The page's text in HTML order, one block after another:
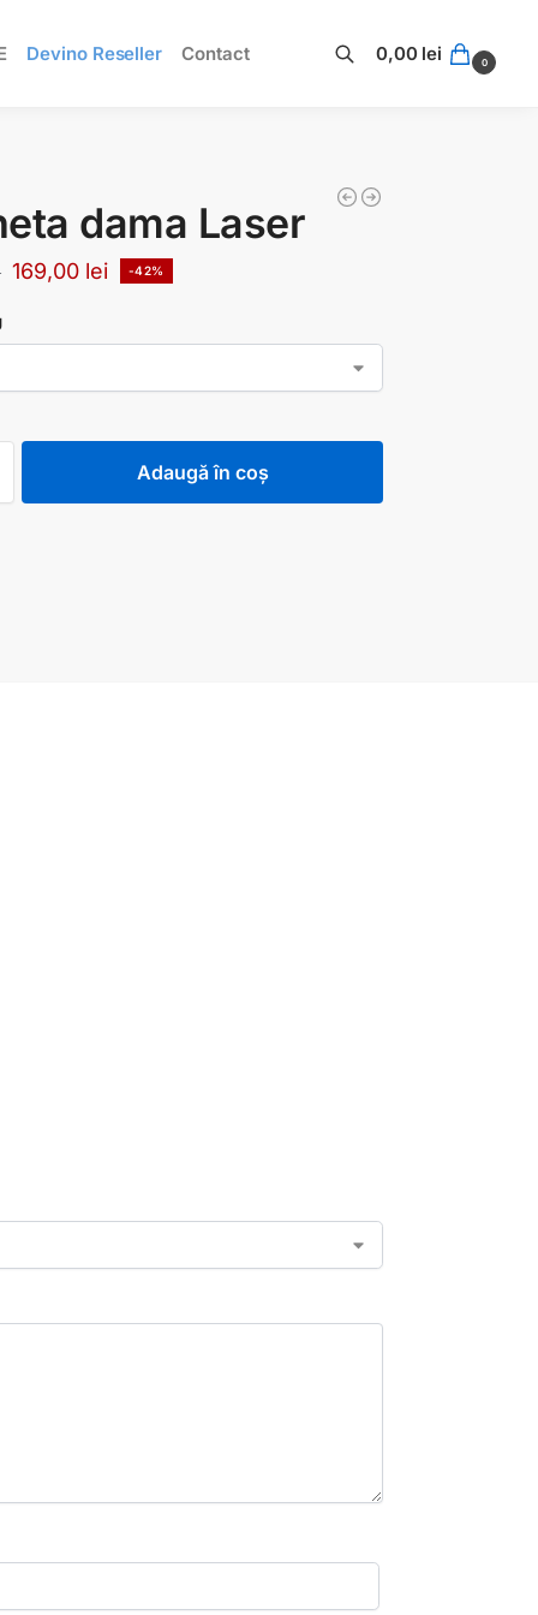
Devino Reseller Contact 0,00 lei 0
dama Laser
169,00 lei -42%
Adaugă în coș